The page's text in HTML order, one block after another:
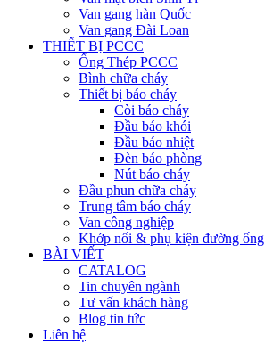
Van gang hàn Quốc
Van gang Đài Loan
THIẾT BỊ PCCC
Ống Thép PCCC
Bình chữa cháy
Thiết bị báo cháy
Còi báo cháy
Đầu báo khói
Đầu báo nhiệt
Đèn báo phòng
Nút báo cháy
Đầu phun chữa cháy
Trung tâm báo cháy
Van công nghiệp
Khớp nối & phụ kiện đường ống
BÀI VIẾT
CATALOG
Tin chuyên ngành
Tư vấn khách hàng
Blog tin tức
Liên hệ